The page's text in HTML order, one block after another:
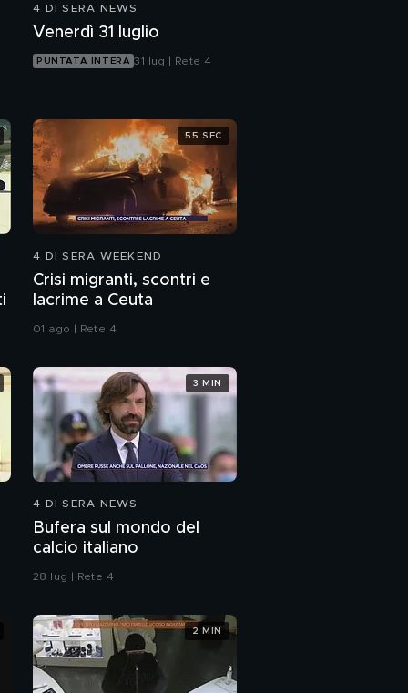
palazzina, gli abusivi la
Islam"
Giovani violenti: le risse
choc dei maranza di
Brescia
Giovani violenti: i
4 DI SERA NEWS
Venerdì 31 luglio
PUNTATA INTERA 31 lug | Rete 4
4 DI SERA WEEKEND
Crisi migranti, scontri e
lacrime a Ceuta
01 ago | Rete 4
55 SEC
4 DI SERA NEWS
Bufera sul mondo del
calcio italiano
28 lug | Rete 4
3 MIN
2 MIN